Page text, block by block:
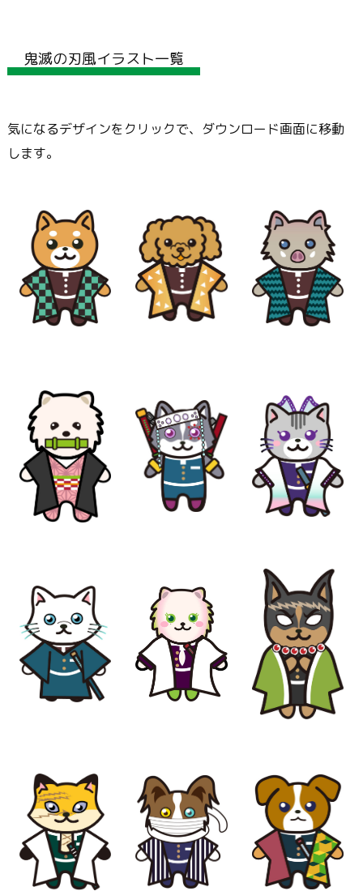
鬼滅の刃風イラスト一覧
気になるデザインをクリックで、ダウンロード画面に移動
します。